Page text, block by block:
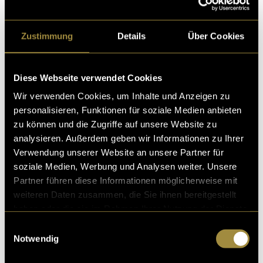
Zustimmung Details Über Cookies
Diese Webseite verwendet Cookies
Wir verwenden Cookies, um Inhalte und Anzeigen zu
personalisieren, Funktionen für soziale Medien anbieten
zu können und die Zugriffe auf unsere Website zu
analysieren. Außerdem geben wir Informationen zu Ihrer
Verwendung unserer Website an unsere Partner für
soziale Medien, Werbung und Analysen weiter. Unsere
Partner führen diese Informationen möglicherweise mit
weiteren Daten zusammen, die Sie ihnen bereitgestellt
Notwendig
3. Auftrag: Videographie im
Supermarket Club Zürich
Supermarket in Zürich, wo ich DJ-Videos für eine
einen Tag vor dem Event – genug Zeit, um zu wissen,
dass es eine Herausforderung wird.
Herausforderungen und Workflow
Vorbereitung:Ich hatte keine Möglichkeit, mich
auf die Location oder die Bedingungen
vorzubereiten. Während des Events bemerkte
konnte.